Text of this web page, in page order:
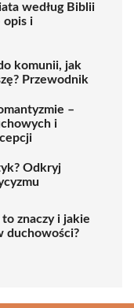
według Biblii
opis i
komunii, jak
Przewodnik
–
i
Odkryj
znaczy i jakie
duchowości?